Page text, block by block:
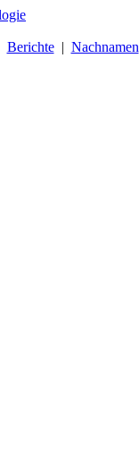
Berichte| Nachnamen